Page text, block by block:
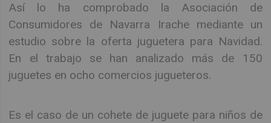
Así lo ha comprobado la Asociación de
Consumidores de Navarra Irache mediante un
estudio sobre la oferta juguetera para Navidad.
En el trabajo se han analizado más de 150
juguetes en ocho comercios jugueteros.
Es el caso de un cohete de juguete para niños de